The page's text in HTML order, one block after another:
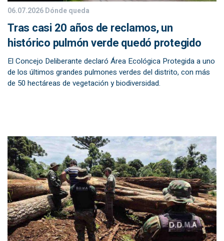
06.07.2026Dónde queda
Tras casi 20 años de reclamos, un
histórico pulmón verde quedó protegido
El Concejo Deliberante declaró Área Ecológica Protegida a uno
de los últimos grandes pulmones verdes del distrito, con más
de 50 hectáreas de vegetación y biodiversidad.